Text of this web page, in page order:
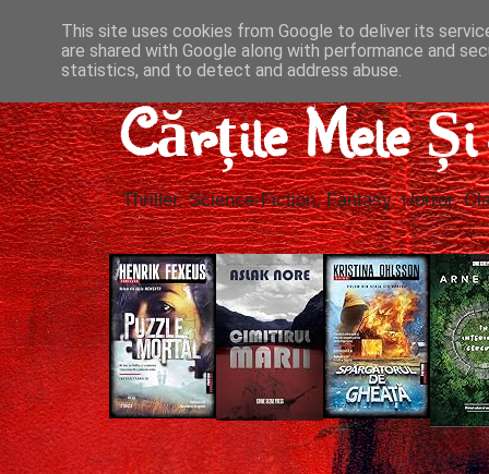
Cărțile Mele
Thriller, Science-Fiction, Fantasy, Horror,
This site uses cookies from Google to deliver its
are shared with Google along with performance and
statistics, and to detect and address abuse.